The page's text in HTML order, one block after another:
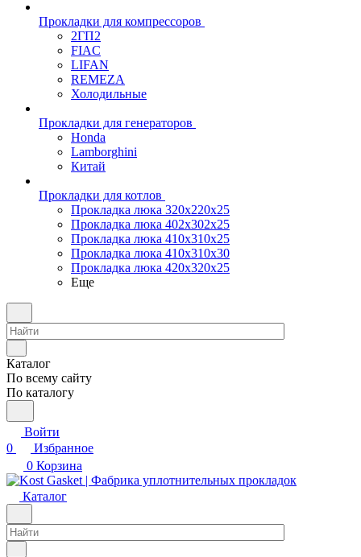
Прокладки для компрессоров
2ГП2
FIAC
LIFAN
REMEZA
Холодильные
Прокладки для генераторов
Honda
Lamborghini
Китай
Прокладки для котлов
Прокладка люка 320x220x25
Прокладка люка 402x302x25
Прокладка люка 410x310x25
Прокладка люка 410х310х30
Прокладка люка 420x320x25
Еще
Каталог
По всему сайту
По каталогу
Войти
0
Избранное
0 Корзина
Каталог